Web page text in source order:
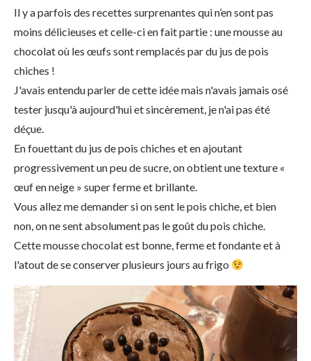
Il y a parfois des recettes surprenantes qui n’en sont pas
moins délicieuses et celle-ci en fait partie : une mousse au
chocolat où les œufs sont remplacés par du jus de pois
chiches !
J'avais entendu parler de cette idée mais n'avais jamais osé
tester jusqu'à aujourd'hui et sincèrement, je n'ai pas été
déçue.
En fouettant du jus de pois chiches et en ajoutant
progressivement un peu de sucre, on obtient une texture «
œuf en neige » super ferme et brillante.
Vous allez me demander si on sent le pois chiche, et bien
non, on ne sent absolument pas le goût du pois chiche.
Cette mousse chocolat est bonne, ferme et fondante et à
l'atout de se conserver plusieurs jours au frigo